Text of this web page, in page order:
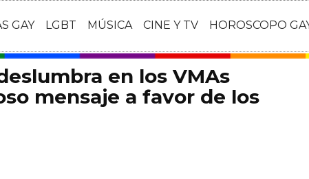
GAY LGBT MÚSICA CINE Y TV HOROSCOPO
en los VMAs
mensaje a favor de los